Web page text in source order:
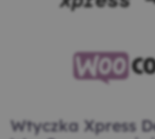
Wtyczka Xpress